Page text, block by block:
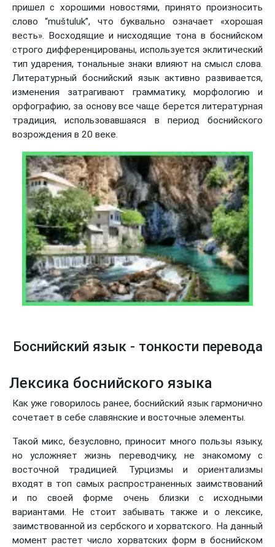
пришел с хорошими новостями, принято произносить
слово “muštuluk”, что буквально означает «хорошая
весть». Восходящие и нисходящие тона в боснийском
строго дифференцированы, используется эклитический
тип ударения, тональные знаки влияют на смысл слова.
Литературный боснийский язык активно развивается,
изменения затрагивают грамматику, морфологию и
орфографию, за основу все чаще берется литературная
традиция, использовавшаяся в период боснийского
возрождения в 20 веке.
Боснийский язык - тонкости перевода
Лексика боснийского языка
Как уже говорилось ранее, боснийский язык гармонично
сочетает в себе славянские и восточные элементы.
Такой микс, безусловно, приносит много пользы языку,
но усложняет жизнь переводчику, не знакомому с
восточной традицией. Турцизмы и ориентализмы
входят в топ самых распространенных заимствований
и по своей форме очень близки с исходными
вариантами. Не стоит забывать также и о лексике,
заимствованной из сербского и хорватского. На данный
момент растет число хорватских форм в боснийском